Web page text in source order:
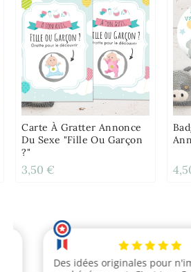
Carte À Gratter Annonce
Du Sexe "Fille Ou Garçon
?"
3,50 €